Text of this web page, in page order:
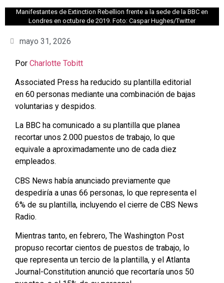
Manifestantes de Extinction Rebellion frente a la sede de la BBC en
Londres en octubre de 2019. Foto: Caspar Hughes/Twitter
mayo 31, 2026
Por Charlotte Tobitt
Associated Press ha reducido su plantilla editorial
en 60 personas mediante una combinación de bajas
voluntarias y despidos.
La BBC ha comunicado a su plantilla que planea
recortar unos 2.000 puestos de trabajo, lo que
equivale a aproximadamente uno de cada diez
empleados.
CBS News había anunciado previamente que
despediría a unas 66 personas, lo que representa el
6% de su plantilla, incluyendo el cierre de CBS News
Radio.
Mientras tanto, en febrero, The Washington Post
propuso recortar cientos de puestos de trabajo, lo
que representa un tercio de la plantilla, y el Atlanta
Journal-Constitution anunció que recortaría unos 50